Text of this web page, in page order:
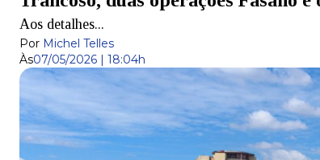
Aos detalhes...
Por Michel Telles
Às07/05/2026 | 18:04h